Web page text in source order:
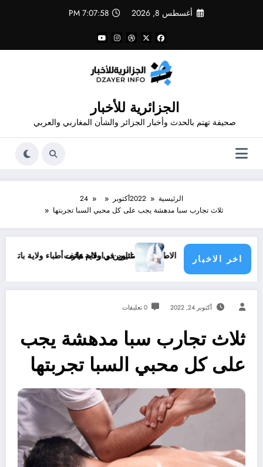
أغسطس 8, 2026 7:07:58 PM
الجزائرية للأخبار
صحيفة تهتم بالحدث وأخبار الجزائر والشأن المغاربي والعربي
الرئيسية 2022أكتوبر
24
ثلاث تجارب سبا مدهشة يجب على كل محبي السبا تجربتها
اخر الاخبار
هاتف الاطباء الاخصائيين في ولاية تيارتعناوين و ارقام هاتف أطباء ولاية باتنة .. عناوين
أكتوبر 24, 2022 0 تعليقات
ثلاث تجارب سبا مدهشة يجب
على كل محبي السبا تجربتها